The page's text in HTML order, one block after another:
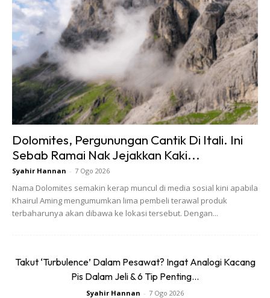
Dolomites, Pergunungan Cantik Di Itali. Ini
Sebab Ramai Nak Jejakkan Kaki...
Syahir Hannan - 7 Ogo 2026
Nama Dolomites semakin kerap muncul di media sosial kini apabila
Khairul Aming mengumumkan lima pembeli terawal produk
terbaharunya akan dibawa ke lokasi tersebut. Dengan...
Takut ‘Turbulence’ Dalam Pesawat? Ingat Analogi Kacang
Pis Dalam Jeli & 6 Tip Penting...
Syahir Hannan - 7 Ogo 2026